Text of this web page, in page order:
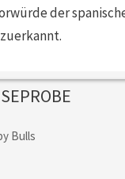
der
Bulls